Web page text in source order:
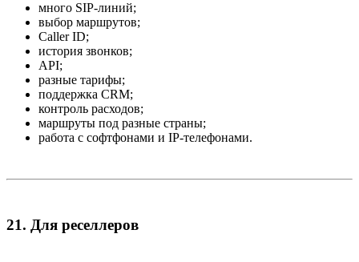
много SIP-линий;
выбор маршрутов;
Caller ID;
история звонков;
API;
разные тарифы;
поддержка CRM;
контроль расходов;
маршруты под разные страны;
работа с софтфонами и IP-телефонами.
21. Для реселлеров​